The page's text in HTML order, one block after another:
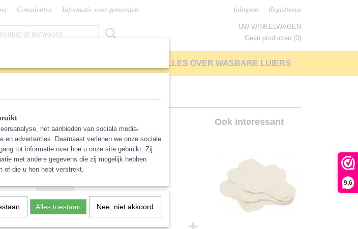
9,6
Consulenten Informatie voor gemeenten Inloggen Registreren
UW WINKELWAGEN
Geen producten (0)
ALLES OVER WASBARE LUIERS
bio-katoen print
9%)
Ook interessant
het aanbieden van sociale media-
en advertenties. Daarnaast verlenen we onze sociale
tot informatie over hoe u onze site gebruikt. Zij
met andere gegevens die zij mogelijk hebben
of die u hen hebt verstrekt.
Alles toestaan Nee, niet akkoord